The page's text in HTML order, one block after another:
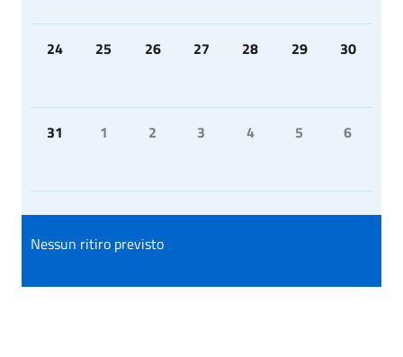
24 25 26 27 28 29 30
31 1 2 3 4 5 6
Nessun ritiro previsto